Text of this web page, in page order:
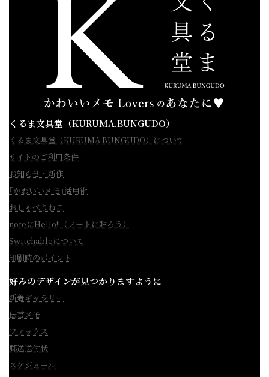
くるま文具堂（KURUMA.BUNGUDO）
くるま文具堂（KURUMA.BUNGUDO）について
サイトのご利用条件
お知らせ・新作
｢かわいいメモ｣活用術
おしゃべりねこ
noteにHello!!（ノートに貼ろう）
Switchableについて
印刷時のポイント
好みのデザインが見つかりますように
新着ギャラリー
伝言メモ
ファックス
郵送送付状
スケジュール